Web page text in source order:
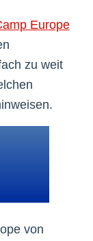
Europe
zu weit
von